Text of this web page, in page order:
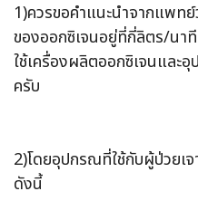
1)ควรขอคำแนะนำจากแพท
ของออกซิเจนอยู่ที่กี่ลิตร/นา
ใช้เครื่องผลิตออกซิเจนและ
ครับ
2)โดยอุปกรณที่ใช้กับผู้ป่วยเ
ดังนี้